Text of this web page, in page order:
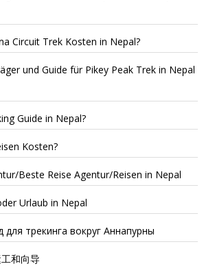
Circuit Trek Kosten in Nepal?
und Guide für Pikey Peak Trek in Nepal
Guide in Nepal?
Kosten?
Beste Reise Agentur/Reisen in Nepal
Urlaub in Nepal
для трекинга вокруг Аннапурны
和向导